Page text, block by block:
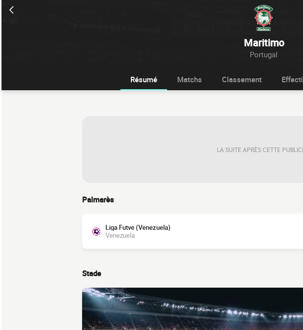
Maritimo
Portugal
Résumé Matchs Classement
LA SUITE APRÈS CETTE
Palmarès
Liga Futve (Venezuela)
Venezuela
Stade